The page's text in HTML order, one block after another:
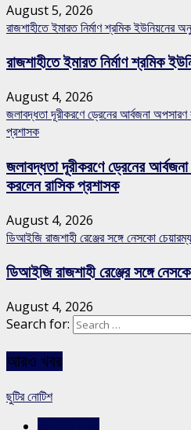
August 5, 2026
রাজশাহীতে ইমারত নির্মাণ শ্রমিক ইউনিয়নের
রাজশাহীতে ইমারত নির্মাণ শ্রমিক
August 4, 2026
জলাবদ্ধতা দূরীকরণে ড্রেনের আর্বজনা অপসারণ
প্রশাসক
জলাবদ্ধতা দূরীকরণে ড্রেনের
করলেন রাসিক প্রশাসক
August 4, 2026
ডিআইজি রাজশাহী রেঞ্জের সঙ্গে নেসকো
ডিআইজি রাজশাহী রেঞ্জের সঙ্গে
August 4, 2026
Search for:
আরও খবর
ছুটির নোটিশ